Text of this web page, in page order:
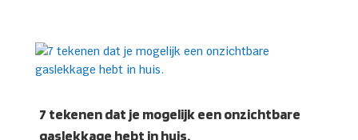
7 tekenen dat je mogelijk een onzichtbare
gaslekkage hebt in huis.